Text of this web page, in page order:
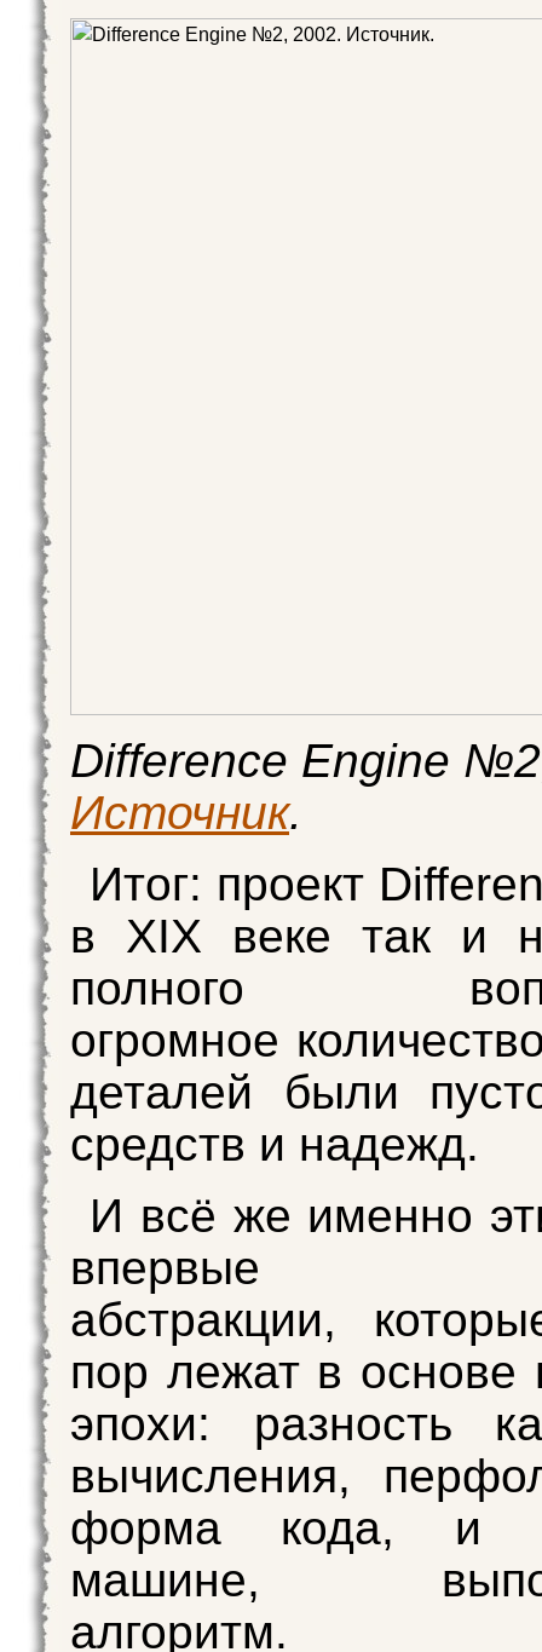
Difference Engine
Источник.
Итог: проект
в XIX веке так и
полного
огромное
деталей были
средств и надежд.
И всё же именно
впервые
абстракции,
пор лежат в основе
эпохи: разность
вычисления,
форма кода, и
машине,
алгоритм.